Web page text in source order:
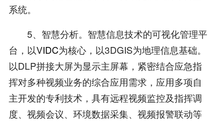
系统。
5、智慧分析。智慧信息技术的可视化管理平
台，以VIDC为核心，以3DGIS为地理信息基础。
以DLP拼接大屏为显示主屏幕，紧密结合应急指
挥对多种视频业务的综合应用需求，应用多项自
主开发的专利技术，具有远程视频监控及指挥调
度、视频会议、环境数据采集、视频报警联动等